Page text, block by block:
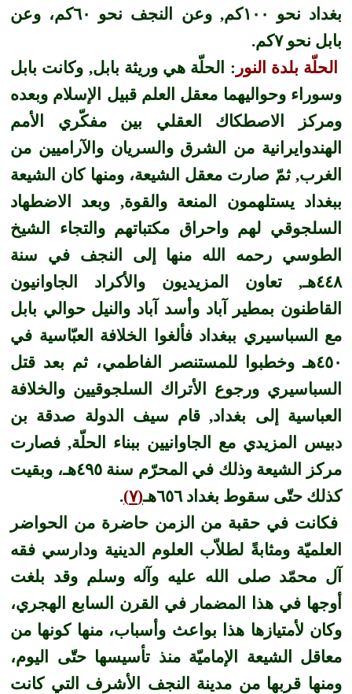
بغداد نحو ١٠٠كم, وعن النجف نحو ٦٠كم، وعن
بابل نحو ٧كم.
الحلّة بلدة النور : الحلّة هي وريثة بابل, وكانت بابل
وسوراء وحواليهما معقل العلم قبيل الإسلام وبعده
ومركز الاصطكاك العقلي بين مفكّري الأمم
الهندوايرانية من الشرق والسريان والآراميين من
الغرب, ثمّ صارت معقل الشيعة، ومنها كان الشيعة
ببغداد يستلهمون المنعة والقوة, وبعد الاضطهاد
السلجوقي لهم واحراق مكتباتهم والتجاء الشيخ
الطوسي رحمه الله منها إلى النجف في سنة
٤٤٨هـ, تعاون المزيديون والأكراد الجاوانيون
القاطنون بمطير آباد وأسد آباد والنيل حوالي بابل
مع السباسيري ببغداد فألغوا الخلافة العبّاسية في
٤٥٠هـ وخطبوا للمستنصر الفاطمي، ثم بعد قتل
السباسيري ورجوع الأتراك السلجوقيين والخلافة
العباسية إلى بغداد, قام سيف الدولة صدقة بن
دبيس المزيدي مع الجاوانيين ببناء الحلّة, فصارت
مركز الشيعة وذلك في المحرّم سنة ٤٩٥هـ، وبقيت
كذلك حتّى سقوط بغداد ٦٥٦هـ
(٧)
.
فكانت في حقبة من الزمن حاضرة من الحواضر
العلميّة ومثابةً لطلاّب العلوم الدينية ودارسي فقه
آل محمّد صلى الله عليه وآله وسلم وقد بلغت
أوجها في هذا المضمار في القرن السابع الهجري،
وكان لأمتيازها هذا بواعث وأسباب، منها كونها من
معاقل الشيعة الإماميّة منذ تأسيسها حتّى اليوم،
ومنها قربها من مدينة النجف الأشرف التي كانت